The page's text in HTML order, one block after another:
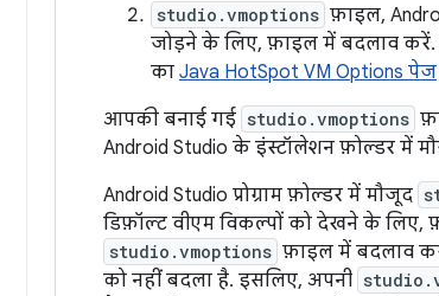
studio.vmoptions फ़ाइल,
जोड़ने के लिए, फ़ाइल में बदलाव करें.
का Java HotSpot VM Options पेज
आपकी बनाई गई studio.vmoptions
Android Studio के इंस्टॉलेशन फ़ोल्डर में
Android Studio प्रोग्राम फ़ोल्डर में मौजूद
डिफ़ॉल्ट वीएम विकल्पों को देखने के लिए,
studio.vmoptions फ़ाइल में बदलाव
को नहीं बदला है. इसलिए, अपनी